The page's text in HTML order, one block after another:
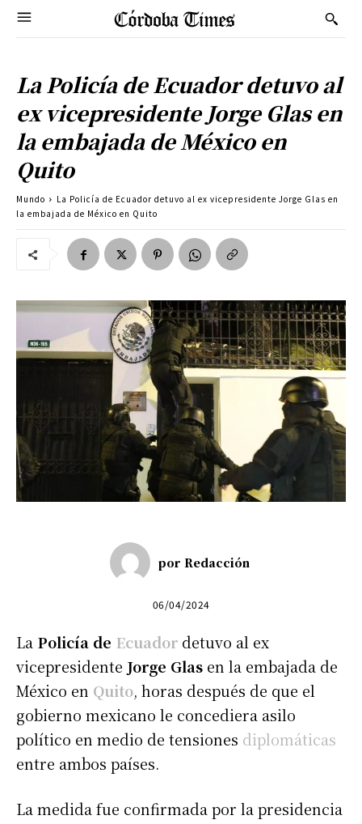
La Policía de Ecuador detuvo al
ex vicepresidente Jorge Glas en
la embajada de México en
Quito
Mundo
La Policía de Ecuador detuvo al ex vicepresidente Jorge Glas en
la embajada de México en Quito
por Redacción
06/04/2024
La Policía de Ecuador detuvo al ex
vicepresidente Jorge Glas en la embajada de
México en Quito, horas después de que el
gobierno mexicano le concediera asilo
político en medio de tensiones diplomáticas
entre ambos países.
La medida fue confirmada por la presidencia